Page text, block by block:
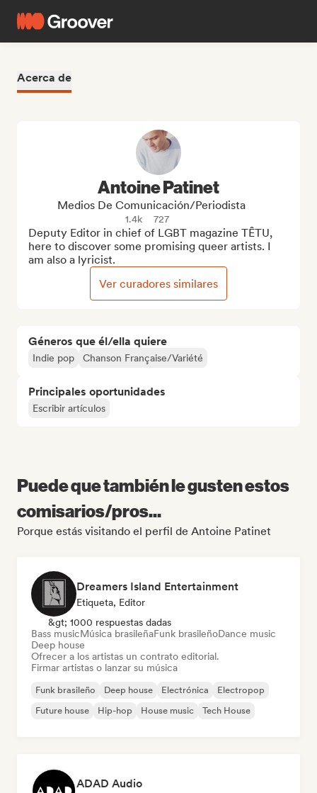
Acerca de
Géneros que él/ella quiere
Indie pop Chanson Française/Variété
Principales oportunidades
Escribir artículos
Antoine Patinet
Medios De Comunicación/Periodista
1.4k 727
Deputy Editor in chief of LGBT magazine TÊTU,
here to discover some promising queer artists. I
am also a lyricist.
Ver curadores similares
Puede que también le gusten estos
comisarios/pros...
Porque estás visitando el perfil de Antoine Patinet
Dreamers Island Entertainment
Etiqueta, Editor
&gt; 1000 respuestas dadas
Bass musicMúsica brasileñaFunk brasileñoDance music
Deep house
Ofrecer a los artistas un contrato editorial.
Firmar artistas o lanzar su música
Funk brasileño Deep house Electrónica
Electropop
Future house
Hip-hop House music Tech House
ADAD Audio